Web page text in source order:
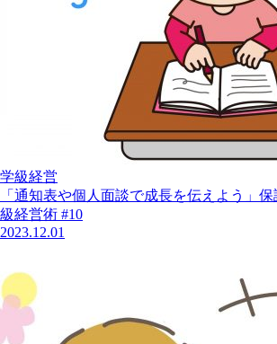
学級経営
「通知表や個人面談で成長を伝えよう」
級経営術 #10
2023.12.01